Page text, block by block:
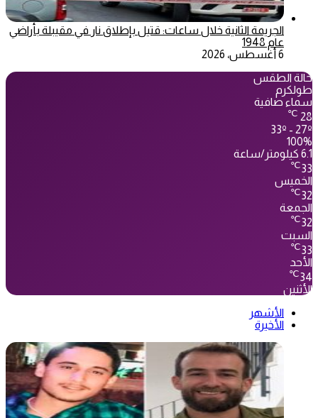
الجريمة الثانية خلال ساعات: قتيل بإطلاق نار في مقيبلة بأراضي
عام 1948
6 أغسطس، 2026
حالة الطقس
طولكرم
سماء صافية
28
℃
33º - 27º
100%
6.1 كيلومتر/ساعة
33
℃
الخميس
32
℃
الجمعة
32
℃
السبت
33
℃
الأحد
34
℃
الأثنين
الأشهر
الأخيرة